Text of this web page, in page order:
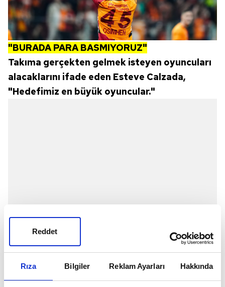
Rıza Bilgiler Reklam Ayarları Hakkında
Reddet
"BURADA PARA BASMIYORUZ"
Takıma gerçekten gelmek isteyen oyuncuları
alacaklarını ifade eden Esteve Calzada,
"Hedefimiz en büyük oyuncular."